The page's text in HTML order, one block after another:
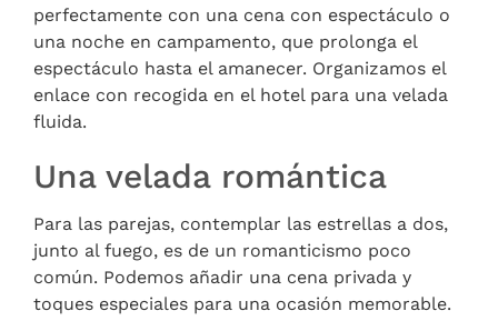
perfectamente con una cena con espectáculo o
una noche en campamento, que prolonga el
espectáculo hasta el amanecer. Organizamos el
enlace con recogida en el hotel para una velada
fluida.
Una velada romántica
Para las parejas, contemplar las estrellas a dos,
junto al fuego, es de un romanticismo poco
común. Podemos añadir una cena privada y
toques especiales para una ocasión memorable.